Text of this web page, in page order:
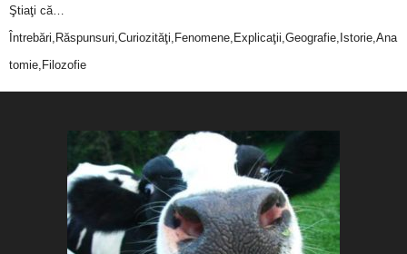
Ştiaţi că…
Întrebări,Răspunsuri,Curiozităţi,Fenomene,Explicaţii,Geografie,Istorie,Ana
tomie,Filozofie